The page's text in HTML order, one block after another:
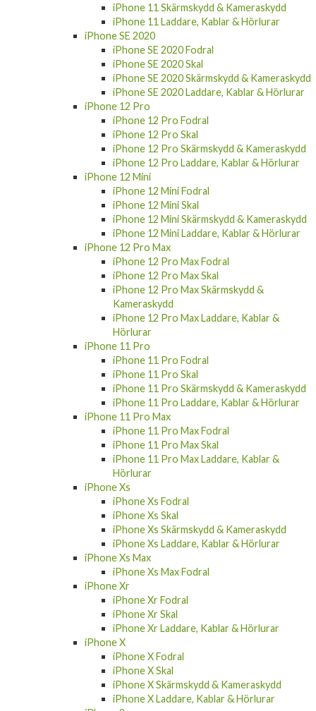
iPhone 11 Skärmskydd & Kameraskydd
iPhone 11 Laddare, Kablar & Hörlurar
iPhone SE 2020
iPhone SE 2020 Fodral
iPhone SE 2020 Skal
iPhone SE 2020 Skärmskydd & Kameraskydd
iPhone SE 2020 Laddare, Kablar & Hörlurar
iPhone 12 Pro
iPhone 12 Pro Fodral
iPhone 12 Pro Skal
iPhone 12 Pro Skärmskydd & Kameraskydd
iPhone 12 Pro Laddare, Kablar & Hörlurar
iPhone 12 Mini
iPhone 12 Mini Fodral
iPhone 12 Mini Skal
iPhone 12 Mini Skärmskydd & Kameraskydd
iPhone 12 Mini Laddare, Kablar & Hörlurar
iPhone 12 Pro Max
iPhone 12 Pro Max Fodral
iPhone 12 Pro Max Skal
iPhone 12 Pro Max Skärmskydd &
Kameraskydd
iPhone 12 Pro Max Laddare, Kablar &
Hörlurar
iPhone 11 Pro
iPhone 11 Pro Fodral
iPhone 11 Pro Skal
iPhone 11 Pro Skärmskydd & Kameraskydd
iPhone 11 Pro Laddare, Kablar & Hörlurar
iPhone 11 Pro Max
iPhone 11 Pro Max Fodral
iPhone 11 Pro Max Skal
iPhone 11 Pro Max Laddare, Kablar &
Hörlurar
iPhone Xs
iPhone Xs Fodral
iPhone Xs Skal
iPhone Xs Skärmskydd & Kameraskydd
iPhone Xs Laddare, Kablar & Hörlurar
iPhone Xs Max
iPhone Xs Max Fodral
iPhone Xr
iPhone Xr Fodral
iPhone Xr Skal
iPhone Xr Laddare, Kablar & Hörlurar
iPhone X
iPhone X Fodral
iPhone X Skal
iPhone X Skärmskydd & Kameraskydd
iPhone X Laddare, Kablar & Hörlurar